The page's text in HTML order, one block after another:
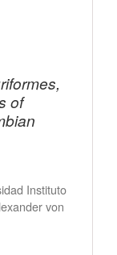
of
Instituto
von